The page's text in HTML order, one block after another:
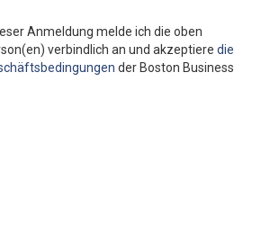
Anmeldung melde ich die oben
verbindlich an und akzeptiere die
der Boston Business